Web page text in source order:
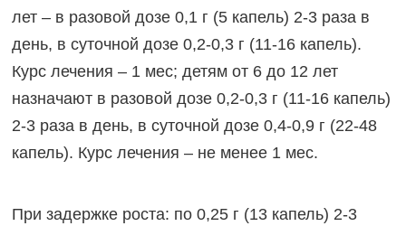
лет – в разовой дозе 0,1 г (5 капель) 2-3 раза в
день, в суточной дозе 0,2-0,3 г (11-16 капель).
Курс лечения – 1 мес; детям от 6 до 12 лет
назначают в разовой дозе 0,2-0,3 г (11-16 капель)
2-3 раза в день, в суточной дозе 0,4-0,9 г (22-48
капель). Курс лечения – не менее 1 мес.
При задержке роста: по 0,25 г (13 капель) 2-3